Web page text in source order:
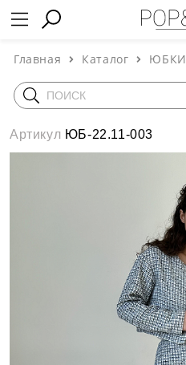
Главная Каталог ЮБКИ
Артикул ЮБ-22.11-003